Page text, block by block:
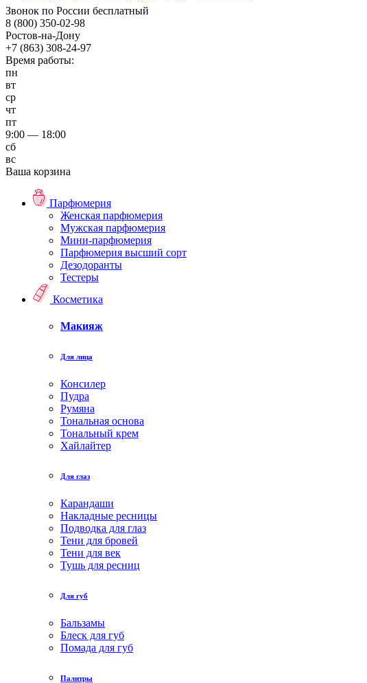
Звонок по России бесплатный
8 (800) 350-02-98
Ростов-на-Дону
+7 (863) 308-24-97
Время работы:
пн
вт
ср
чт
пт
9:00 — 18:00
сб
вс
Ваша корзина
Парфюмерия
Женская парфюмерия
Мужская парфюмерия
Мини-парфюмерия
Парфюмерия высший сорт
Дезодоранты
Тестеры
Косметика
Макияж
Для лица
Консилер
Пудра
Румяна
Тональная основа
Тональный крем
Хайлайтер
Для глаз
Карандаши
Накладные ресницы
Подводка для глаз
Тени для бровей
Тени для век
Тушь для ресниц
Для губ
Бальзамы
Блеск для губ
Помада для губ
Палитры